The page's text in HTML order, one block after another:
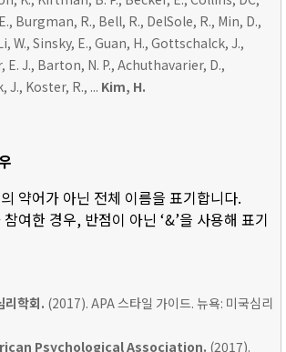
Burgman, R., Bell, R., DelSole, R., Min, D.,
W., Sinsky, E., Guan, H., Gottschalck, J.,
E. J., Barton, N. P., Achuthavarier, D.,
J., Koster, R., ... Kim, H.
약어가 아닌 전체 이름을 표기합니다.
여한 경우, 반점이 아닌 ‘&’을 사용해 표기
리학회. (2017). APA 스타일 가이드. 뉴욕: 미국심리
Psychological Association. (2017).